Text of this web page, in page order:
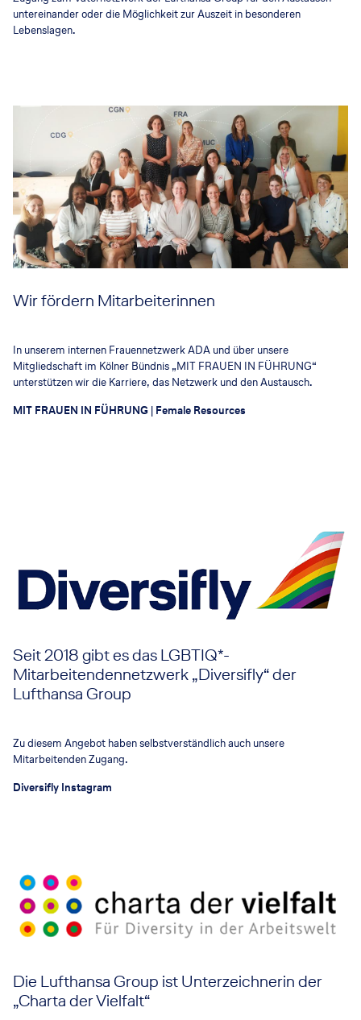
untereinander oder die Möglichkeit zur Auszeit in besonderen
Lebenslagen.
Wir fördern Mitarbeiterinnen
In unserem internen Frauennetzwerk ADA und über unsere
Mitgliedschaft im Kölner Bündnis „MIT FRAUEN IN FÜHRUNG“
unterstützen wir die Karriere, das Netzwerk und den Austausch.
MIT FRAUEN IN FÜHRUNG | Female Resources
Seit 2018 gibt es das LGBTIQ*-
Mitarbeitendennetzwerk „Diversifly“ der
Lufthansa Group
Zu diesem Angebot haben selbstverständlich auch unsere
Mitarbeitenden Zugang.
Diversifly Instagram
Die Lufthansa Group ist Unterzeichnerin der
„Charta der Vielfalt“